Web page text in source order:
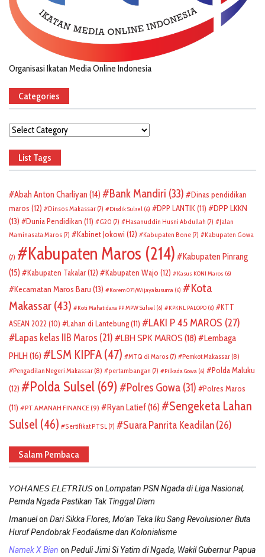
Organisasi Ikatan Media Online Indonesia
Categories
Categories
List Tags
Abah Anton Charliyan (14) Bank Mandiri (33)
Dinas pendidikan
maros (12) Dinsos Makassar (7) Disdik Sulsel (6) DPP LANTIK(11)
DPP LKKN
(13)
Dunia Pendidikan (11) G20 (7) Hasanuddin Husni Abdullah (7)
Jalan
Maminasata Maros (7) Kabinet Jokowi (12) Kabupaten Bone (7) Kabupaten Gowa
(7) Kabupaten Maros (214)
Kabupaten Pinrang
(15)
Kabupaten Takalar(12) Kabupaten Wajo (12) Kasus KONI Maros (6)
Kecamatan Maros Baru (13) Korem 071/Wijayakusuma (6)
Kota
Makassar (43) Koti Mahatidana PP MPW Sulsel (6) KPKNL PALOPO (6)
KTT
ASEAN 2022 (10) Lahan di Lantebung(11) LAKI P 45 MAROS (27)
Lapas kelas IIB Maros (21) LBH SPK MAROS (18)
Lembaga
PHLH (16) LSM KIPFA (47) MTQ di Maros (7) Pemkot Makassar (8)
Pengadilan Negeri Makassar (8) pertambangan (7) Pilkada Gowa (6)
Polda Maluku
(12)
Polda Sulsel (69) Polres Gowa (31)
Polres Maros
(11)
PT AMANAH FINANCE(9) Ryan Latief(16)
Sengeketa Lahan
Sulsel (46) Sertifikat PTSL (7) Suara Panrita Keadilan(26)
Salam Pembaca
𝘠𝘖𝘏𝘈𝘕𝘌𝘚 𝘌𝘓𝘌𝘛𝘙𝘐𝘜𝘚on Lompatan PSN Ngada di Liga Nasional,
Pemda Ngada Pastikan Tak Tinggal Diam
Imanuelon Dari Sikka Flores, Mo’an Teka Iku Sang Revolusioner Buta
Huruf Pendobrak Feodalisme dan Kolonialisme
Namek X Bian on Peduli Jimi Si Yatim di Ngada, Wakil Gubernur Papua